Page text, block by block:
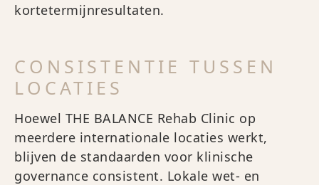
kortetermijnresultaten.
CONSISTENTIE TUSSEN
LOCATIES
Hoewel THE BALANCE Rehab Clinic op
meerdere internationale locaties werkt,
blijven de standaarden voor klinische
governance consistent. Lokale wet- en